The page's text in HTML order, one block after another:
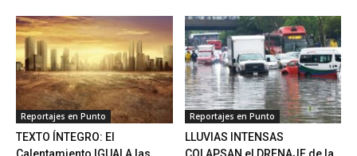
Reportajes en Punto
TEXTO ÍNTEGRO: El
Reportajes en Punto
LLUVIAS INTENSAS